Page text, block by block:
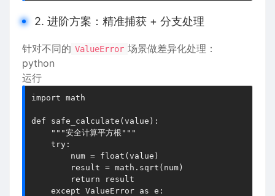
2. 进阶方案：精准捕获 + 分支处理
针对不同的 ValueError 场景做差异化处理：
python
运行
import math
def safe_calculate(value):
    """安全计算平方根"""
    try:
        num = float(value)
        result = math.sqrt(num)
        return result
    except ValueError as e: